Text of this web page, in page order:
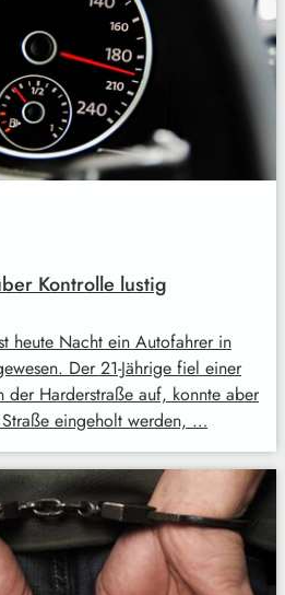
Kontrolle lustig
heute Nacht ein Autofahrer in
Der 21-Jährige fiel einer
der Harderstraße auf, konnte aber
eingeholt werden, …